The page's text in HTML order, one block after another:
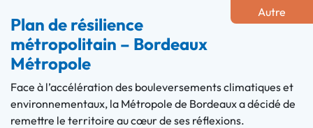
Autre
Plan de résilience
métropolitain – Bordeaux
Métropole
Face à l’accélération des bouleversements climatiques et
environnementaux, la Métropole de Bordeaux a décidé de
remettre le territoire au cœur de ses réflexions.